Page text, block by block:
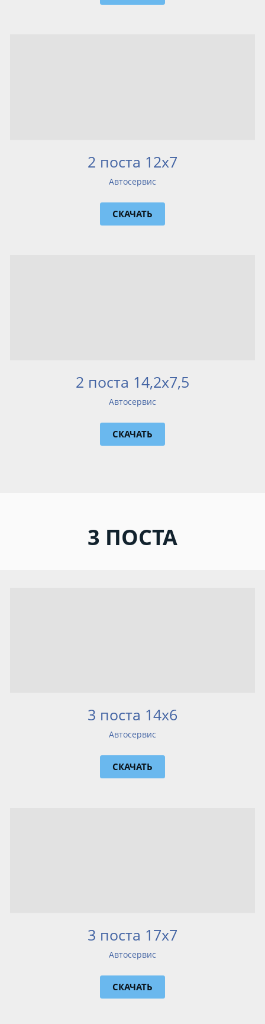
2 поста 12х7
Автосервис
СКАЧАТЬ
2 поста 14,2х7,5
Автосервис
СКАЧАТЬ
3 ПОСТА
3 поста 14x6
Автосервис
СКАЧАТЬ
3 поста 17х7
Автосервис
СКАЧАТЬ